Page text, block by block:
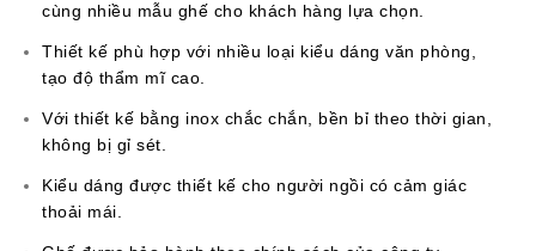
cùng nhiều mẫu ghế cho khách hàng lựa chọn.
Thiết kế phù hợp với nhiều loại kiểu dáng văn phòng,
tạo độ thẩm mĩ cao.
Với thiết kế bằng inox chắc chắn, bền bỉ theo thời gian,
không bị gỉ sét.
Kiểu dáng được thiết kế cho người ngồi có cảm giác
thoải mái.